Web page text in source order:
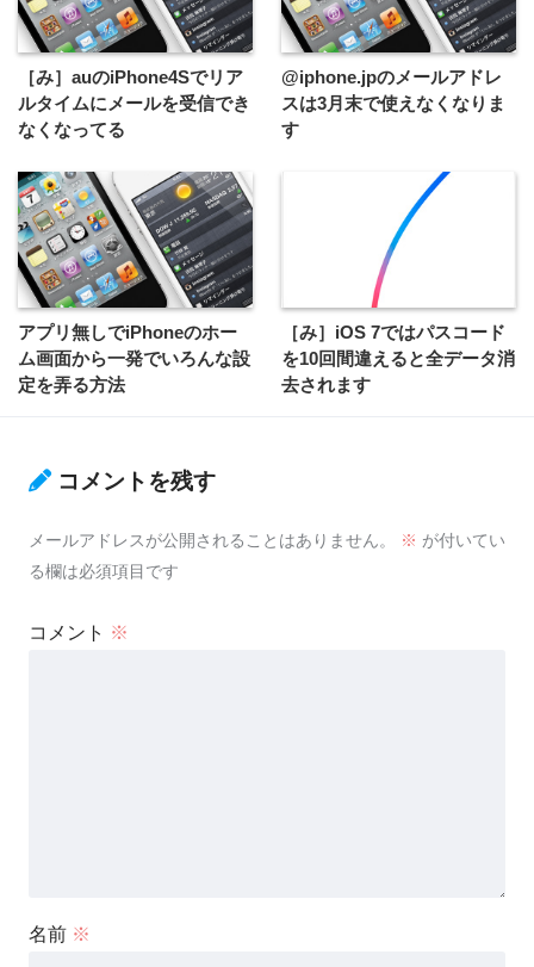
［み］auのiPhone4Sでリア
ルタイムにメールを受信でき
なくなってる
@iphone.jpのメールアドレ
スは3月末で使えなくなりま
す
アプリ無しでiPhoneのホー
ム画面から一発でいろんな設
定を弄る方法
［み］iOS 7ではパスコード
を10回間違えると全データ消
去されます
コメントを残す
メールアドレスが公開されることはありません。 ※ が付いてい
る欄は必須項目です
コメント ※
名前 ※